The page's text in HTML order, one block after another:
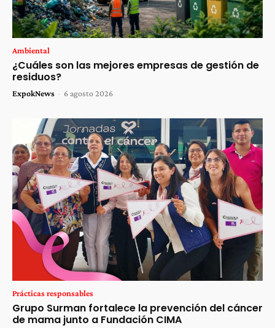
Ambiental
¿Cuáles son las mejores empresas de gestión de
residuos?
ExpokNews - 6 agosto 2026
Prácticas responsables
Grupo Surman fortalece la prevención del cáncer
de mama junto a Fundación CIMA